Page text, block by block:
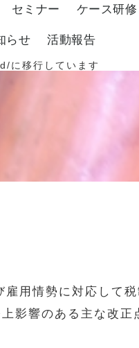
セミナー ケース研修
らせ 活動報告
に移行しています
用情勢に対応して
影響のある主な改